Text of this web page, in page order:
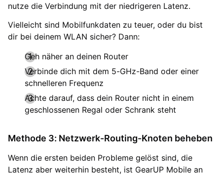
nutze die Verbindung mit der niedrigeren Latenz.
Vielleicht sind Mobilfunkdaten zu teuer, oder du bist
dir bei deinem WLAN sicher? Dann:
Geh näher an deinen Router
Verbinde dich mit dem 5-GHz-Band oder einer
schnelleren Frequenz
Achte darauf, dass dein Router nicht in einem
geschlossenen Regal oder Schrank steht
Methode 3: Netzwerk-Routing-Knoten beheben
Wenn die ersten beiden Probleme gelöst sind, die
Latenz aber weiterhin besteht, ist GearUP Mobile an